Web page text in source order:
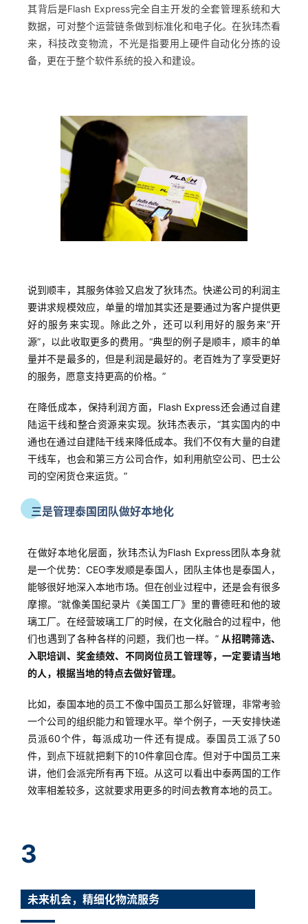
实
精
选
其背后是Flash Express完全自主开发的全套管理系统和大
数据，可对整个运营链条做到标准化和电子化。在狄玮杰看
来，科技改变物流，不光是指要用上硬件自动化分拣的设
备，更在于整个软件系统的投入和建设。
说到顺丰，其服务体验又启发了狄玮杰。快递公司的利润主
要讲求规模效应，单量的增加其实还是要通过为客户提供更
好的服务来实现。除此之外，还可以利用好的服务来“开
源”，以此收取更多的费用。“典型的例子是顺丰，顺丰的单
量并不是最多的，但是利润是最好的。老百姓为了享受更好
的服务，愿意支持更高的价格。”
在降低成本，保持利润方面，Flash Express还会通过自建
陆运干线和整合资源来实现。狄玮杰表示，“其实国内的中
通也在通过自建陆干线来降低成本。我们不仅有大量的自建
干线车，也会和第三方公司合作，如利用航空公司、巴士公
司的空闲货仓来运货。”
三是管理泰国团队做好本地化
在做好本地化层面，狄玮杰认为Flash Express团队本身就
是一个优势：CEO李发顺是泰国人，团队主体也是泰国人，
能够很好地深入本地市场。但在创业过程中，还是会有很多
摩擦。“就像美国纪录片《美国工厂》里的曹德旺和他的玻
璃工厂。在经营玻璃工厂的时候，在文化融合的过程中，他
们也遇到了各种各样的问题，我们也一样。” 从招聘筛选、
入职培训、奖金绩效、不同岗位员工管理等，一定要请当地
的人，根据当地的特点去做好管理。
比如，泰国本地的员工不像中国员工那么好管理，非常考验
一个公司的组织能力和管理水平。举个例子，一天安排快递
员派60个件，每派成功一件还有提成。泰国员工派了50
件，到点下班就把剩下的10件拿回仓库。但对于中国员工来
讲，他们会派完所有再下班。从这可以看出中泰两国的工作
效率相差较多，这就要求用更多的时间去教育本地的员工。
3
未来机会，精细化物流服务